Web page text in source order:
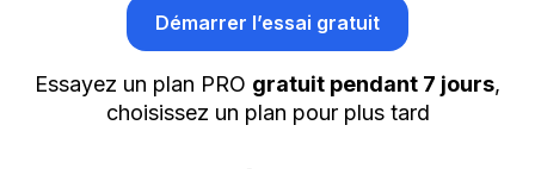
Démarrer l’essai gratuit
Essayez un plan PRO gratuit pendant 7 jours,
choisissez un plan pour plus tard